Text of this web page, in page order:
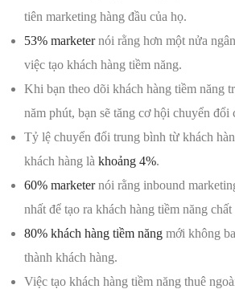
tiên marketing hàng đầu của họ.
53% marketernói rằng hơn một nửa
việc tạo khách hàng tiềm năng.
Khi bạn theo dõi khách hàng tiềm năng
năm phút, bạn sẽ tăng cơ hội chuyển đổi
Tỷ lệ chuyển đổi trung bình từ khách
khách hàng là khoảng 4%.
60% marketernói rằng inbound
nhất để tạo ra khách hàng tiềm năng
80% khách hàng tiềm năng mới không
thành khách hàng.
Việc tạo khách hàng tiềm năng thuê